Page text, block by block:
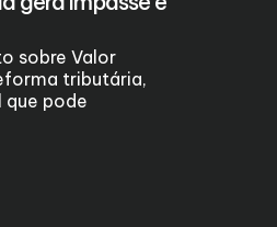
sobre Valor
tributária,
que pode